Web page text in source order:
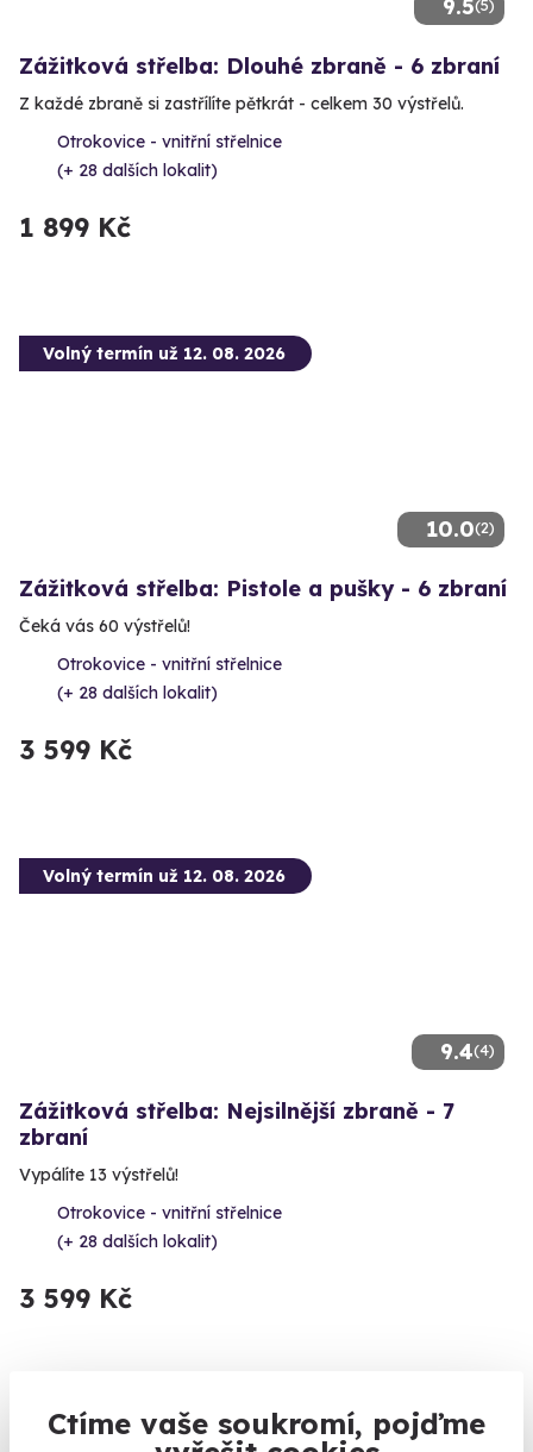
Ctíme vaše soukromí, pojďme
9.5(5)
Zážitková střelba: Dlouhé zbraně - 6 zbraní
Z každé zbraně si zastřílíte pětkrát - celkem 30 výstřelů.
Otrokovice - vnitřní střelnice
(+ 28 dalších lokalit)
1 899 Kč
10.0(2)
Volný termín už 12. 08. 2026
Zážitková střelba: Pistole a pušky - 6 zbraní
Čeká vás 60 výstřelů!
Otrokovice - vnitřní střelnice
(+ 28 dalších lokalit)
3 599 Kč
9.4(4)
Volný termín už 12. 08. 2026
Zážitková střelba: Nejsilnější zbraně - 7
zbraní
Vypálíte 13 výstřelů!
Otrokovice - vnitřní střelnice
(+ 28 dalších lokalit)
3 599 Kč
Volný termín už 12. 08. 2026